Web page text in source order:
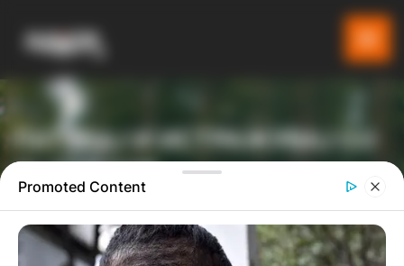
ПАТУВАЈ И ИСТРАЖУВАЈ СО
GLADIATOR
ТУРИСТИЧКА ПЛАТФОРМА
Promoted Content